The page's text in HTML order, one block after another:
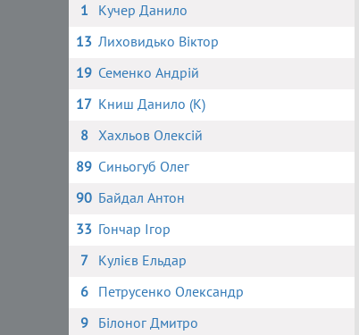
1
Кучер Данило
13 Лиховидько Віктор
19 Семенко Андрій
17 Книш Данило (К)
8 Хахльов Олексій
89 Синьогуб Олег
90 Байдал Антон
33 Гончар Ігор
7
Кулієв Ельдар
6
Петрусенко Олександр
9
Білоног Дмитро